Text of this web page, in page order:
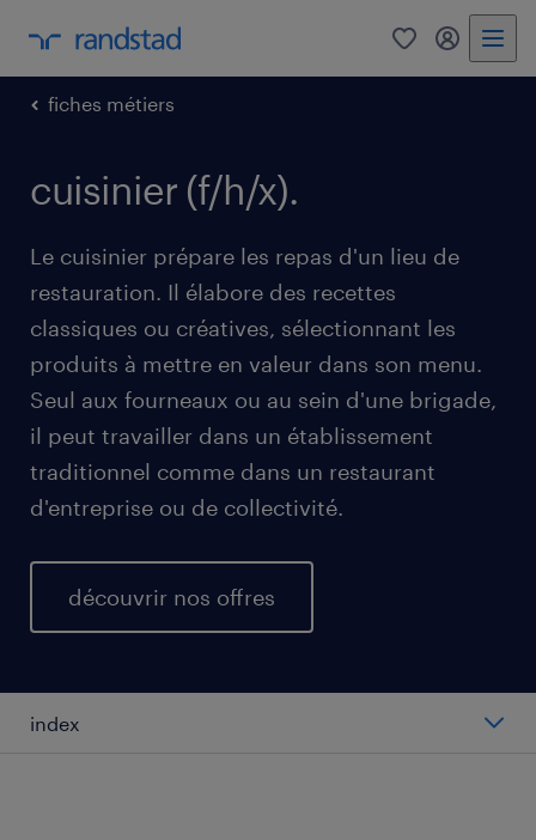
0 my
fiches métiers
cuisinier (f/h/x).
Le cuisinier prépare les repas d'un lieu de
restauration. Il élabore des recettes
classiques ou créatives, sélectionnant les
produits à mettre en valeur dans son menu.
Seul aux fourneaux ou au sein d'une brigade,
il peut travailler dans un établissement
traditionnel comme dans un restaurant
d'entreprise ou de collectivité.
découvrir nos offres
index